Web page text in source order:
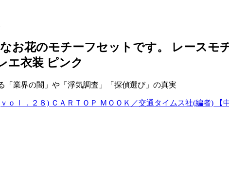
お花のモチーフセットです。 レースモ
エ衣装 ピンク
「業界の闇」や「浮気調査」「探偵選び」の真実
ｏｌ．２８) ＣＡＲＴＯＰ ＭＯＯＫ／交通タイムス社(編者) 【